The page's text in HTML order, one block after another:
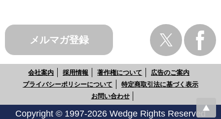
メルマガ登録
会社案内 採用情報 著作権について
広告のご案内
プライバシーポリシーについて
特定商取引法に基づく表示
お問い合わせ
Copyright © 1997-2026 Wedge Rights Reserved